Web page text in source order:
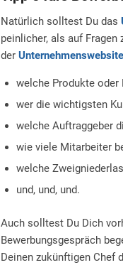
Natürlich solltest Du das
peinlicher, als auf
der Unternehmenswebsite
welche Produkte oder
wer die wichtigsten
welche Auftraggeber
wie viele Mitarbeiter
welche
und, und, und.
Auch solltest Du Dich
Bewerbungsgespräch
Deinen zukünftigen Chef